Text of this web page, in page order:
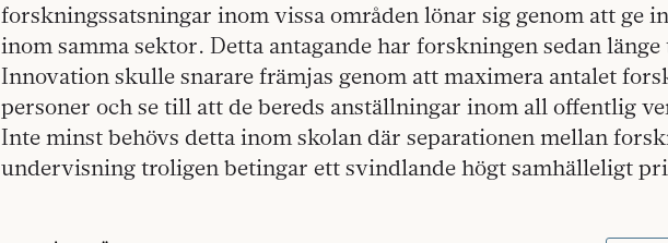
forskningssatsningar inom vissa områden lönar sig genom att ge
inom samma sektor. Detta antagande har forskningen sedan
Innovation skulle snarare främjas genom att maximera antalet
personer och se till att de bereds anställningar inom all offentlig
Inte minst behövs detta inom skolan där separationen mellan
undervisning troligen betingar ett svindlande högt samhälleligt